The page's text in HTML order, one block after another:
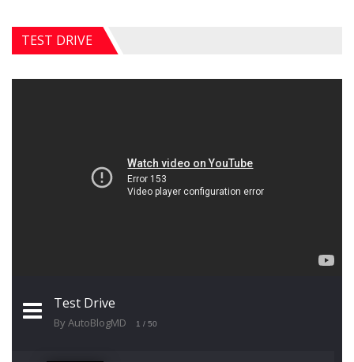
TEST DRIVE
Test Drive
By AutoBlogMD 1 / 50